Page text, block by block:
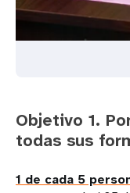
Objetivo 1.
todas sus
1 de cada 5